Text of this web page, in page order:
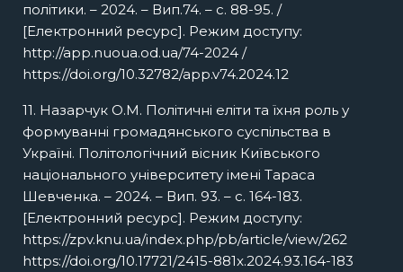
політики. – 2024. – Вип.74. – с. 88-95. /
[Електронний ресурс]. Режим доступу:
http://app.nuoua.od.ua/74-2024 /
https://doi.org/10.32782/app.v74.2024.12
11. Назарчук О.М. Політичні еліти та їхня роль у
формуванні громадянського суспільства в
Україні. Політологічний вісник Київського
національного університету імені Тараса
Шевченка. – 2024. – Вип. 93. – с. 164-183.
[Електронний ресурс]. Режим доступу:
https://zpv.knu.ua/index.php/pb/article/view/262
https://doi.org/10.17721/2415-881x.2024.93.164-183